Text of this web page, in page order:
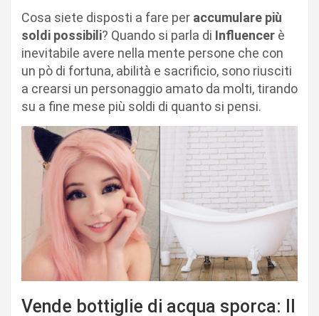
Cosa siete disposti a fare per accumulare più
soldi possibili? Quando si parla di Influencer è
inevitabile avere nella mente persone che con
un pò di fortuna, abilità e sacrificio, sono riusciti
a crearsi un personaggio amato da molti, tirando
su a fine mese più soldi di quanto si pensi.
Vende bottiglie di acqua sporca: Il